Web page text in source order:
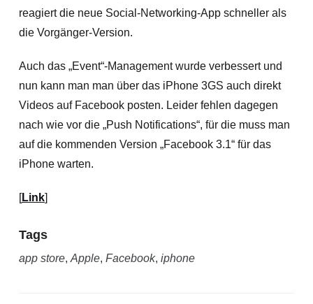
reagiert die neue Social-Networking-App schneller als
die Vorgänger-Version.
Auch das „Event“-Management wurde verbessert und
nun kann man man über das iPhone 3GS auch direkt
Videos auf Facebook posten. Leider fehlen dagegen
nach wie vor die „Push Notifications“, für die muss man
auf die kommenden Version „Facebook 3.1“ für das
iPhone warten.
[Link]
Tags
app store, Apple, Facebook, iphone